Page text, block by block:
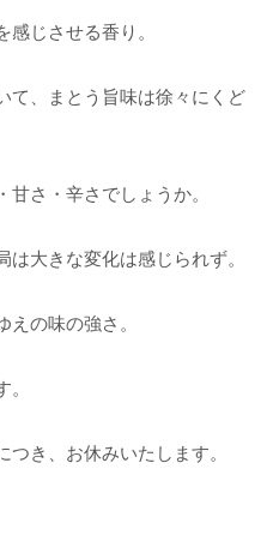
じさせる香り。
て、まとう旨味は徐々にくど
さ・辛さでしょうか。
大きな変化は感じられず。
の味の強さ。
き、お休みいたします。